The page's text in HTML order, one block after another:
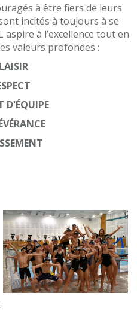
à être fiers de leurs
incités à toujours à se
aspire à l’excellence tout en
valeurs profondes :
D'ÉQUIPE